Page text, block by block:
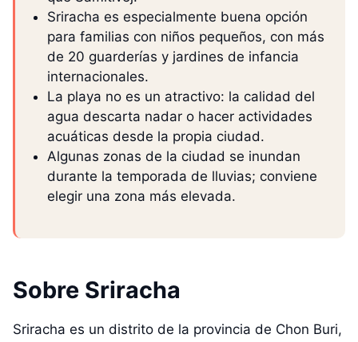
Sriracha es especialmente buena opción
para familias con niños pequeños, con más
de 20 guarderías y jardines de infancia
internacionales.
La playa no es un atractivo: la calidad del
agua descarta nadar o hacer actividades
acuáticas desde la propia ciudad.
Algunas zonas de la ciudad se inundan
durante la temporada de lluvias; conviene
elegir una zona más elevada.
Sobre Sriracha
Sriracha es un distrito de la provincia de Chon Buri,